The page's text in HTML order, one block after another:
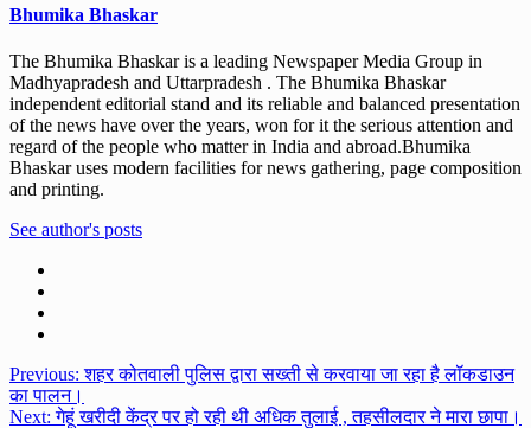
Bhumika Bhaskar
The Bhumika Bhaskar is a leading Newspaper Media Group in
Madhyapradesh and Uttarpradesh . The Bhumika Bhaskar
independent editorial stand and its reliable and balanced presentation
of the news have over the years, won for it the serious attention and
regard of the people who matter in India and abroad.Bhumika
Bhaskar uses modern facilities for news gathering, page composition
and printing.
See author's posts
Post
navigation
Previous:शहर कोतवाली पुलिस द्वारा सख्ती से करवाया जा रहा है लॉकडाउन
का पालन।
Next:गेहूं खरीदी केंद्र पर हो रही थी अधिक तुलाई , तहसीलदार ने मारा छापा।